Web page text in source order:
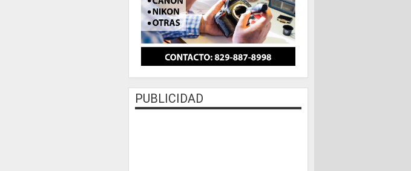
PUBLICIDAD